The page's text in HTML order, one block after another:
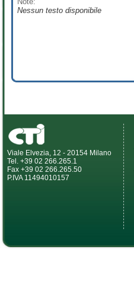
Nessun testo disponibile
Viale Elvezia, 12 - 20154 Milano
Tel. +39 02 266.265.1
Fax +39 02 266.265.50
P.IVA 11494010157